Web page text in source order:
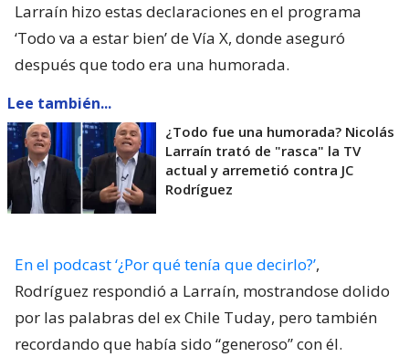
Larraín hizo estas declaraciones en el programa
‘Todo va a estar bien’ de Vía X, donde aseguró
después que todo era una humorada.
Lee también...
¿Todo fue una humorada? Nicolás
Larraín trató de "rasca" la TV
actual y arremetió contra JC
Rodríguez
En el podcast ‘¿Por qué tenía que decirlo?’,
Rodríguez respondió a Larraín, mostrandose dolido
por las palabras del ex Chile Tuday, pero también
recordando que había sido “generoso” con él.